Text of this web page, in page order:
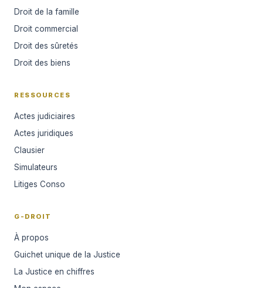
Droit de la famille
Droit commercial
Droit des sûretés
Droit des biens
RESSOURCES
Actes judiciaires
Actes juridiques
Clausier
Simulateurs
Litiges Conso
G-DROIT
À propos
Guichet unique de la Justice
La Justice en chiffres